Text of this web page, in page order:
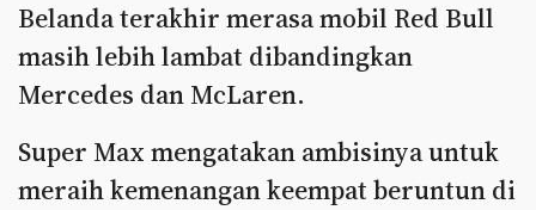
Belanda terakhir merasa mobil Red Bull
masih lebih lambat dibandingkan
Mercedes dan McLaren.
Super Max mengatakan ambisinya untuk
meraih kemenangan keempat beruntun di